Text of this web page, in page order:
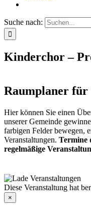
Suche nach:
Kinderchor –
Raumplaner für
Hier können Sie einen
unserer Gemeinde
farbigen Felder bewegen,
Veranstaltungen. Termine
regelmäßige
Diese Veranstaltung hat
×